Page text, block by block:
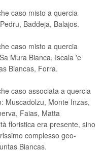
caso misto a quercia
Baddeja, Balajos.
caso misto a quercia
Mura Bianca, Iscala 'e
Biancas, Forra.
caso associata a quercia
Muscadolzu, Monte Inzas,
Faias, Matta
floristica era presente, sino
complesso geo-
Biancas.